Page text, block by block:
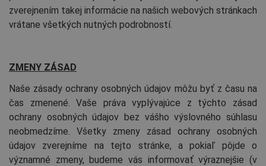
zverejnením takej informácie na našich webových stránkach
vrátane všetkých nutných podrobností.
ZMENY ZÁSAD
Naše zásady ochrany osobných údajov môžu byť z času na
čas zmenené. Vaše práva vyplývajúce z týchto zásad
ochrany osobných údajov bez vášho výslovného súhlasu
neobmedzíme. Všetky zmeny zásad ochrany osobných
údajov zverejníme na tejto stránke, a pokiaľ pôjde o
významné zmeny, budeme vás informovať výraznejšie (v